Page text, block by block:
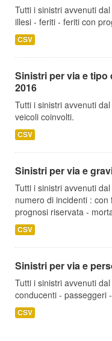
Tutti i sinistri avvenuti
illesi - feriti - feriti con
CSV
Sinistri per via e tipo
2016
Tutti i sinistri avvenuti
veicoli coinvolti.
CSV
Sinistri per via e
Tutti i sinistri avvenuti
numero di incidenti :
prognosi riservata -
CSV
Sinistri per via e
Tutti i sinistri avvenuti
conducenti - passeggeri
CSV